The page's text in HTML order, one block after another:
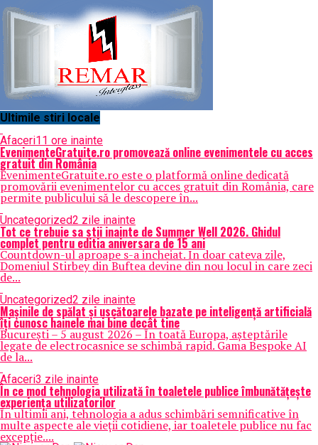
Ultimile stiri locale
Afaceri11 ore inainte
EvenimenteGratuite.ro promovează online evenimentele cu acces
gratuit din România
EvenimenteGratuite.ro este o platformă online dedicată
promovării evenimentelor cu acces gratuit din România, care
permite publicului să le descopere în...
Uncategorized2 zile inainte
Tot ce trebuie sa stii inainte de Summer Well 2026. Ghidul
complet pentru editia aniversara de 15 ani
Countdown-ul aproape s-a incheiat. In doar cateva zile,
Domeniul Stirbey din Buftea devine din nou locul in care zeci
de...
Uncategorized2 zile inainte
Mașinile de spălat și uscătoarele bazate pe inteligență artificială
îți cunosc hainele mai bine decât tine
București – 5 august 2026 – În toată Europa, așteptările
legate de electrocasnice se schimbă rapid. Gama Bespoke AI
de la...
Afaceri3 zile inainte
În ce mod tehnologia utilizată în toaletele publice îmbunătățește
experiența utilizatorilor
În ultimii ani, tehnologia a adus schimbări semnificative în
multe aspecte ale vieții cotidiene, iar toaletele publice nu fac
excepție....